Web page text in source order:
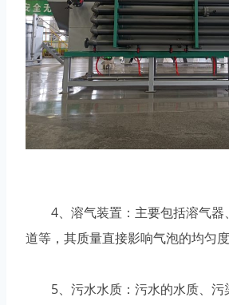
4、溶气装置：主要包括溶气器
道等，其质量直接影响气泡的均匀度
5、污水水质：污水的水质、污